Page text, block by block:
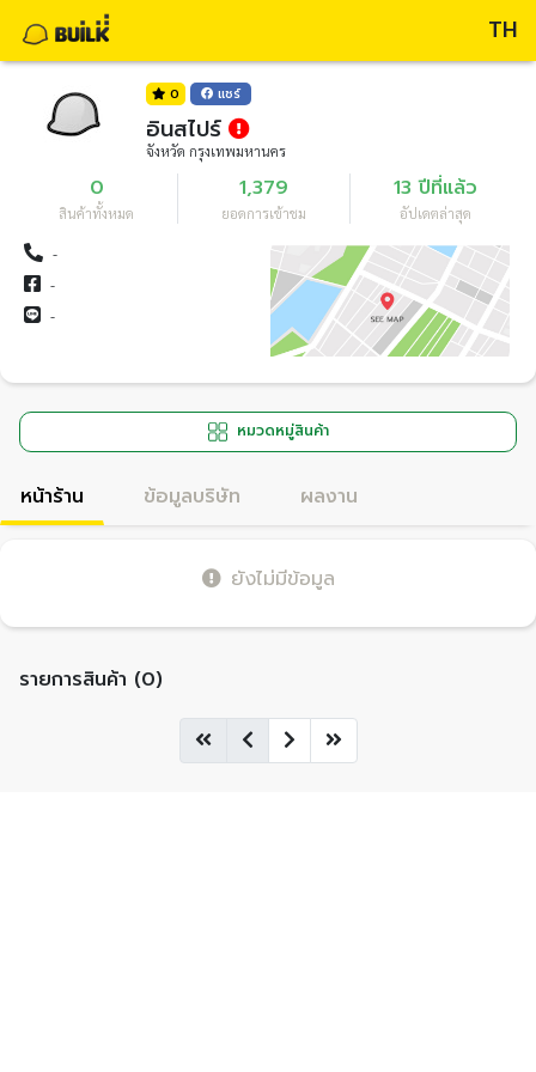
TH
0 แชร์
อินสไปร์
จังหวัด กรุงเทพมหานคร
0
สินค้าทั้งหมด
1,379
ยอดการเข้าชม
13 ปีที่แล้ว
อัปเดตล่าสุด
-
-
-
หมวดหมู่สินค้า
หน้าร้าน ข้อมูลบริษัท ผลงาน
ยังไม่มีข้อมูล
รายการสินค้า (0)